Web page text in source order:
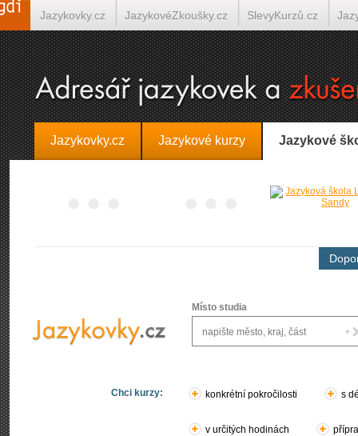
Jazykovky.cz Jazykové kurzy Jazykové
Místo studia
Chci kurzy: konkrétní pokročilosti s
v určitých hodinách
Jazykovky.cz JazykovéZkoušky.cz SlevyKurzů.cz
Španělština on-line Italština on-line Tlumočení-